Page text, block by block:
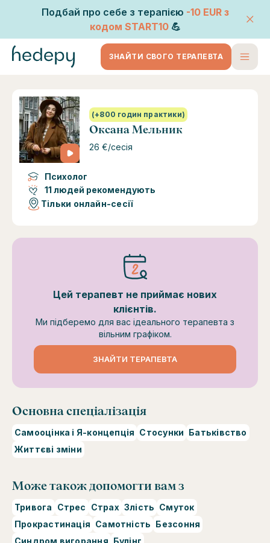
Подбай про себе з терапією -10 EURз
кодом START10💪
ЗНАЙТИ СВОГО ТЕРАПЕВТА
(+800 годин практики)
Оксана Мельник
26 €/сесія
Психолог
11 людей рекомендують
Тільки онлайн-сесії
Цей терапевт не приймає нових
клієнтів.
Ми підберемо для вас ідеального терапевта з
вільним графіком.
ЗНАЙТИ ТЕРАПЕВТА
Основна спеціалізація
Самооцінка і Я-концепція Стосунки Батьківство
Життєві зміни
Може також допомогти вам з
Тривога Стрес Страх Злість Смуток
Прокрастинація Самотність Безсоння
Синдром вигорання Булінг